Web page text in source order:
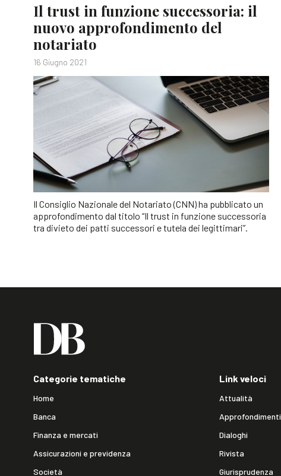
Il trust in funzione successoria: il
nuovo approfondimento del
notariato
16 Giugno 2021
Il Consiglio Nazionale del Notariato (CNN) ha pubblicato un
approfondimento dal titolo “Il trust in funzione successoria
tra divieto dei patti successori e tutela dei legittimari”.
Categorie tematiche
Home
Banca
Finanza e mercati
Assicurazioni e previdenza
Società
Link veloci
Attualità
Approfondimenti
Dialoghi
Rivista
Giurisprudenza